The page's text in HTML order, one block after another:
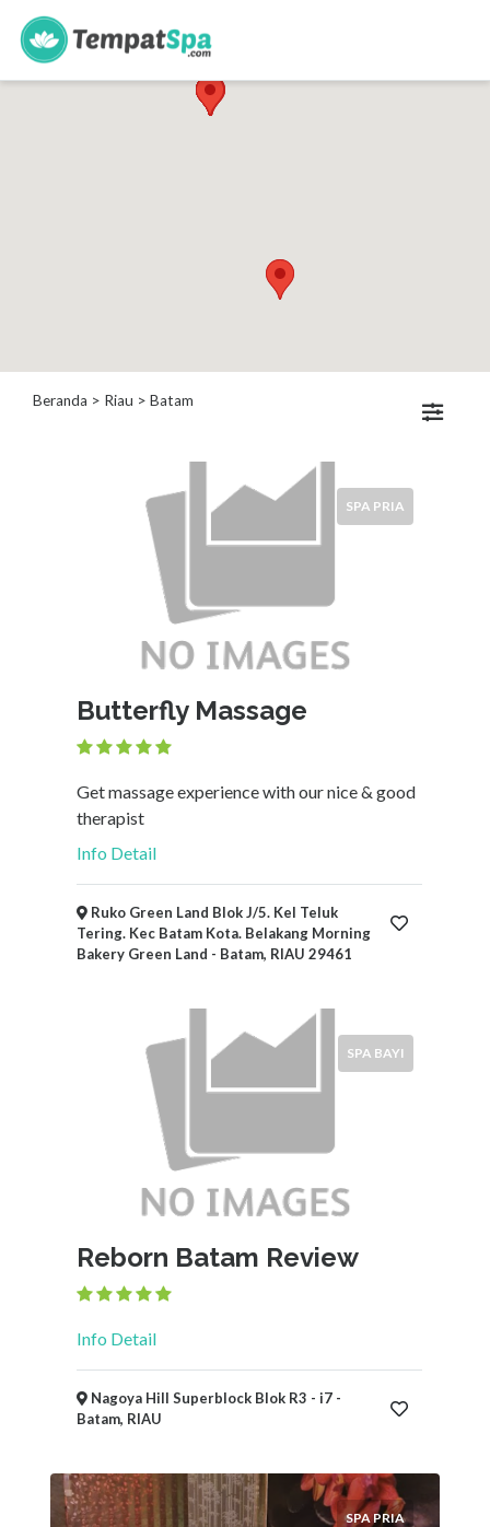
s
Beranda > Riau > Batam
SPA PRIA
Butterfly Massage
Get massage experience with our nice & good
therapist
Info Detail
Ruko Green Land Blok J/5. Kel Teluk
Tering. Kec Batam Kota. Belakang Morning
Bakery Green Land - Batam, RIAU 29461
SPA BAYI
Reborn Batam Review
Info Detail
Nagoya Hill Superblock Blok R3 - i7 -
Batam, RIAU
SPA PRIA